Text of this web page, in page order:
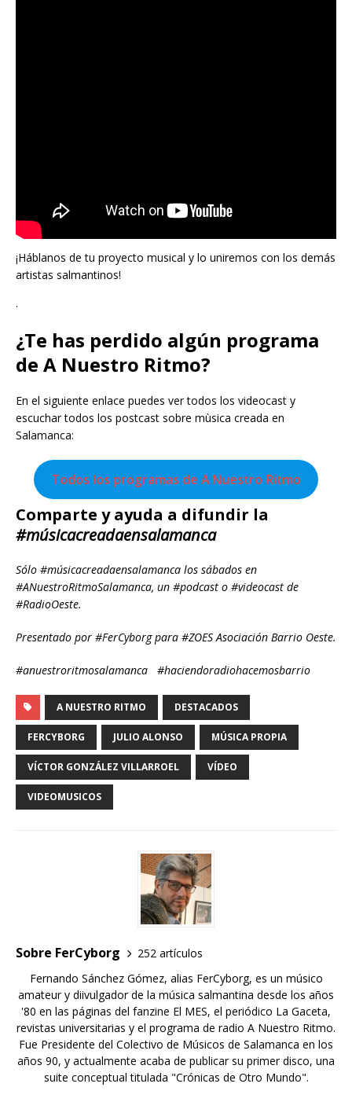
¡Háblanos de tu proyecto musical y lo uniremos con los demás
artistas salmantinos!
.
¿Te has perdido algún programa
de A Nuestro Ritmo?
En el siguiente enlace puedes ver todos los videocast y
escuchar todos los postcast sobre mùsica creada en
Salamanca:
Todos los programas de A Nuestro Ritmo
Comparte y ayuda a difundir la
#músicacreadaensalamanca
Sólo #músicacreadaensalamanca los sábados en
#ANuestroRitmoSalamanca, un #podcast o #videocast de
#RadioOeste.
Presentado por #FerCyborg para #ZOES Asociación Barrio Oeste.
#anuestroritmosalamanca #haciendoradiohacemosbarrio
A NUESTRO RITMO DESTACADOS
FERCYBORG JULIO ALONSO MÚSICA PROPIA
VÍCTOR GONZÁLEZ VILLARROEL VÍDEO
VIDEOMUSICOS
Sobre FerCyborg
252 artículos
Fernando Sánchez Gómez, alias FerCyborg, es un músico
amateur y diivulgador de la música salmantina desde los años
'80 en las páginas del fanzine El MES, el periódico La Gaceta,
revistas universitarias y el programa de radio A Nuestro Ritmo.
Fue Presidente del Colectivo de Músicos de Salamanca en los
años 90, y actualmente acaba de publicar su primer disco, una
suite conceptual titulada "Crónicas de Otro Mundo".